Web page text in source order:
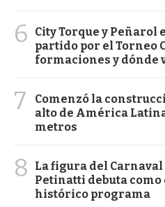
6
City Torque y Peñarol
partido por el Torneo
formaciones y dónde
7
Comenzó la
alto de América
metros
8
La figura del Carnaval
Petinatti debuta como
histórico programa